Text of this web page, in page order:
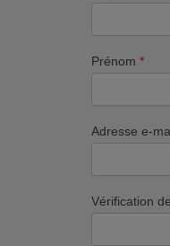
Prénom *
Adresse e-
Vérification